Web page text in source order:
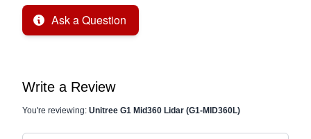
Ask a Question
Write a Review
You're reviewing: Unitree G1 Mid360 Lidar (G1-MID360L)